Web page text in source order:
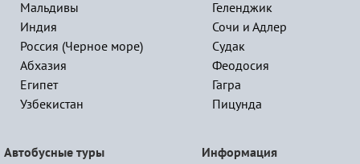
Мальдивы
Индия
Россия (Черное море)
Абхазия
Египет
Узбекистан
Геленджик
Сочи и Адлер
Судак
Феодосия
Гагра
Пицунда
Автобусные туры
Информация